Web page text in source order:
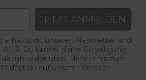
JETZT ANMELDEN
erhältst du unseren Newsletter und
Du kannst deine Einwilligung
widerrufen. Mehr Infos zum
du auf unserer Website.